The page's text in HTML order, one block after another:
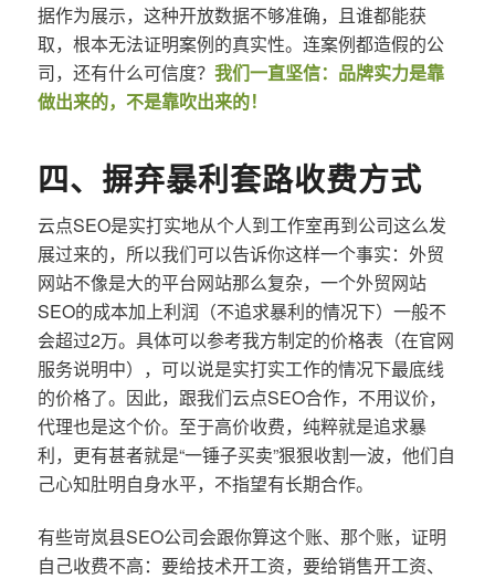
据作为展示，这种开放数据不够准确，且谁都能获
取，根本无法证明案例的真实性。连案例都造假的公
司，还有什么可信度？ 我们一直坚信：品牌实力是靠
做出来的，不是靠吹出来的！
四、摒弃暴利套路收费方式
云点SEO是实打实地从个人到工作室再到公司这么发
展过来的，所以我们可以告诉你这样一个事实：外贸
网站不像是大的平台网站那么复杂，一个外贸网站
SEO的成本加上利润（不追求暴利的情况下）一般不
会超过2万。具体可以参考我方制定的价格表（在官网
服务说明中），可以说是实打实工作的情况下最底线
的价格了。因此，跟我们云点SEO合作，不用议价，
代理也是这个价。至于高价收费，纯粹就是追求暴
利，更有甚者就是“一锤子买卖”狠狠收割一波，他们自
己心知肚明自身水平，不指望有长期合作。
有些岢岚县SEO公司会跟你算这个账、那个账，证明
自己收费不高：要给技术开工资，要给销售开工资、